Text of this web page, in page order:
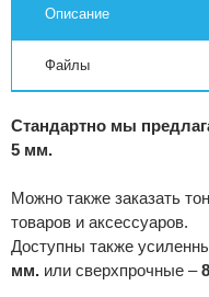
Описание
Файлы
Стандартно мы
5 мм.
Можно также заказать
товаров и аксессуаров.
Доступны также
мм. или сверхпрочные –